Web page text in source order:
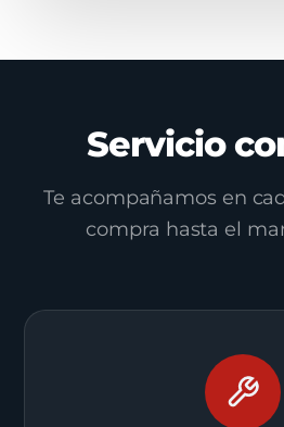
Servicio
Te acompañamos en
compra hasta el